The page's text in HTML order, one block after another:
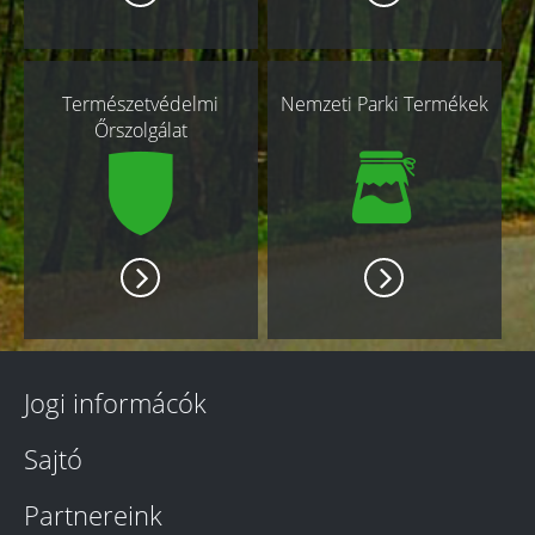
Természetvédelmi
Őrszolgálat
Nemzeti Parki Termékek
Jogi informácók
Sajtó
Partnereink